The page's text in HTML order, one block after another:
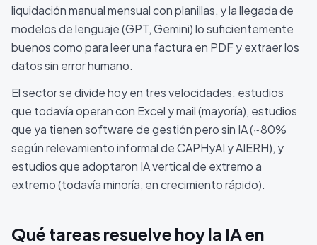
liquidación manual mensual con planillas, y la llegada de
modelos de lenguaje (GPT, Gemini) lo suficientemente
buenos como para leer una factura en PDF y extraer los
datos sin error humano.
El sector se divide hoy en tres velocidades: estudios
que todavía operan con Excel y mail (mayoría), estudios
que ya tienen software de gestión pero sin IA (~80%
según relevamiento informal de CAPHyAI y AIERH), y
estudios que adoptaron IA vertical de extremo a
extremo (todavía minoría, en crecimiento rápido).
Qué tareas resuelve hoy la IA en